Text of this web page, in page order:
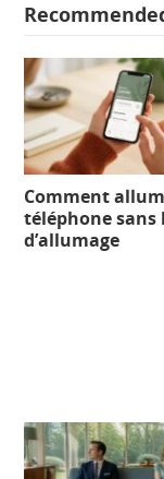
Comment
téléphone sans
d’allumage